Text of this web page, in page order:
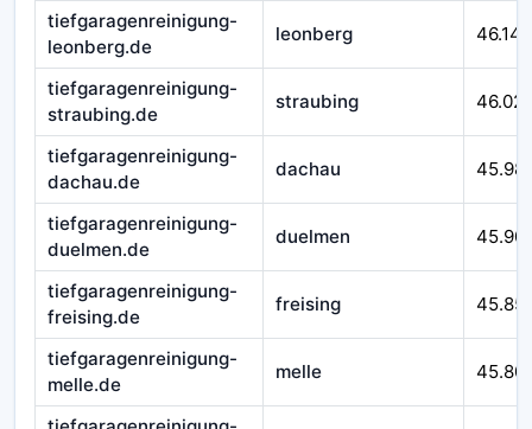
tiefgaragenreinigung-
leonberg.de
leonberg 46.143
tiefgaragenreinigung-
straubing.de
straubing
tiefgaragenreinigung-
dachau.de
dachau
tiefgaragenreinigung-
duelmen.de
duelmen
tiefgaragenreinigung-
freising.de
freising
tiefgaragenreinigung-
melle.de
melle